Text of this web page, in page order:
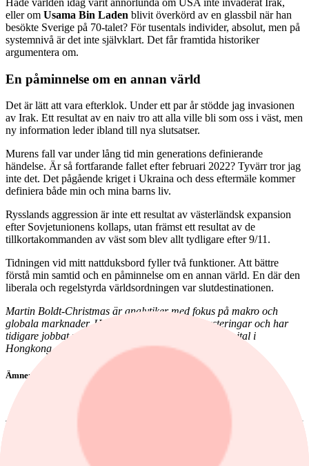
eller om Usama Bin Laden blivit överkörd av en glassbil när han
besökte Sverige på 70-talet? För tusentals individer, absolut, men på
systemnivå är det inte självklart. Det får framtida historiker
argumentera om.
En påminnelse om en annan värld
Det är lätt att vara efterklok. Under ett par år stödde jag invasionen
av Irak. Ett resultat av en naiv tro att alla ville bli som oss i väst, men
ny information leder ibland till nya slutsatser.
Murens fall var under lång tid min generations definierande
händelse. Är så fortfarande fallet efter februari 2022? Tyvärr tror jag
inte det. Det pågående kriget i Ukraina och dess eftermäle kommer
definiera både min och mina barns liv.
Rysslands aggression är inte ett resultat av västerländsk expansion
efter Sovjetunionens kollaps, utan främst ett resultat av de
tillkortakommanden av väst som blev allt tydligare efter 9/11.
Tidningen vid mitt nattduksbord fyller två funktioner. Att bättre
förstå min samtid och en påminnelse om en annan värld. En där den
liberala och regelstyrda världsordningen var slutdestinationen.
Martin Boldt-Christmas är analytiker med fokus på makro och
globala marknader. Han arbetar idag med investeringar och har
tidigare jobbat på investmentbanker och med riskkapital i
Hongkong och London.
Ämnen i artikeln
politik